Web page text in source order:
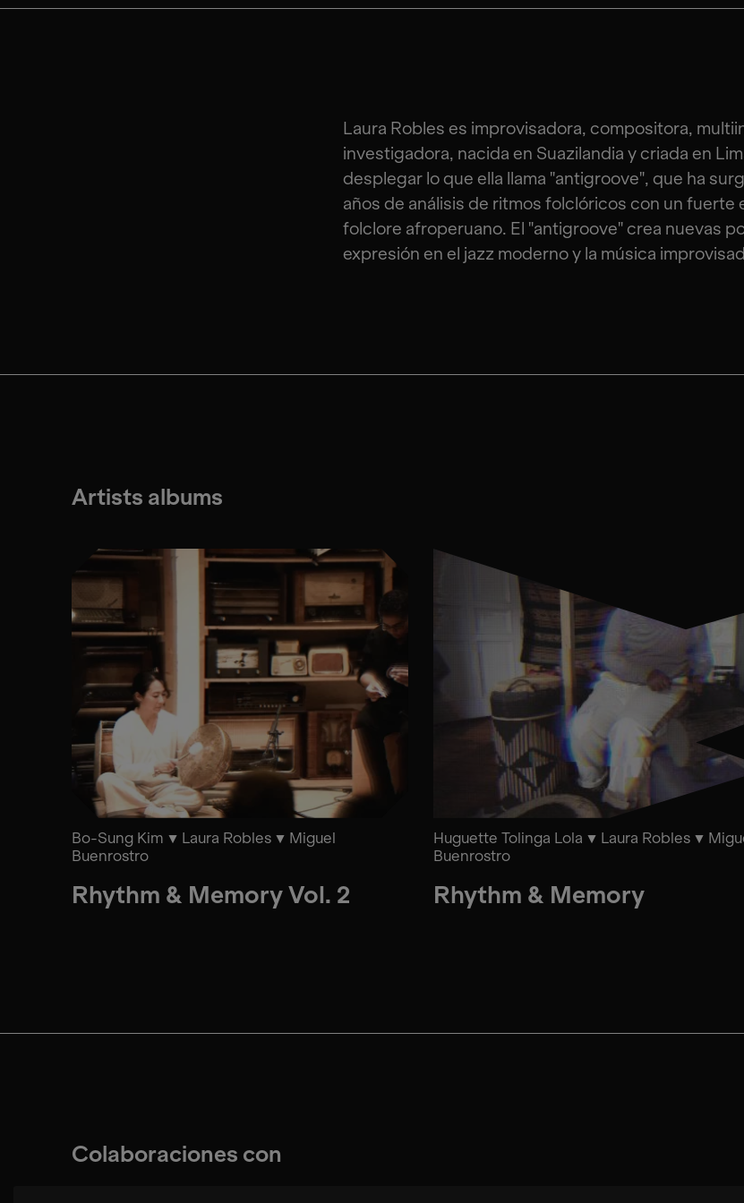
Laura Robles es improvisadora, compositora,
investigadora, nacida en Suazilandia y criada en
desplegar lo que ella llama "antigroove", que ha
años de análisis de ritmos folclóricos con un fuerte
folclore afroperuano. El "antigroove" crea nuevas
expresión en el jazz moderno y la música
Artists albums
Bo-Sung Kim Laura Robles
Miguel
Buenrostro
Rhythm & Memory Vol. 2
Huguette Tolinga Lola Laura Robles
Buenrostro
Rhythm & Memory
Colaboraciones con